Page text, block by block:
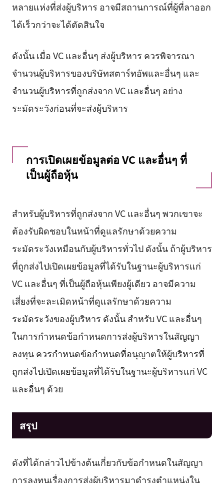
หลายแห่งที่ส่งผู้บริหาร อาจมีสถานการณ์ที่ผู้ที่ลาออก
ได้เร็วกว่าจะได้ตัดสินใจ
ดังนั้น เมื่อ VC และอื่นๆ ส่งผู้บริหาร ควรพิจารณา
จำนวนผู้บริหารของบริษัทสตาร์ทอัพและอื่นๆ และ
จำนวนผู้บริหารที่ถูกส่งจาก VC และอื่นๆ อย่าง
ระมัดระวังก่อนที่จะส่งผู้บริหาร
การเปิดเผยข้อมูลต่อ VC และอื่นๆ ที่
เป็นผู้ถือหุ้น
สำหรับผู้บริหารที่ถูกส่งจาก VC และอื่นๆ พวกเขาจะ
ต้องรับผิดชอบในหน้าที่ดูแลรักษาด้วยความ
ระมัดระวังเหมือนกับผู้บริหารทั่วไป ดังนั้น ถ้าผู้บริหาร
ที่ถูกส่งไปเปิดเผยข้อมูลที่ได้รับในฐานะผู้บริหารแก่
VC และอื่นๆ ที่เป็นผู้ถือหุ้นเพียงผู้เดียว อาจมีความ
เสี่ยงที่จะละเมิดหน้าที่ดูแลรักษาด้วยความ
ระมัดระวังของผู้บริหาร ดังนั้น สำหรับ VC และอื่นๆ
ในการกำหนดข้อกำหนดการส่งผู้บริหารในสัญญา
ลงทุน ควรกำหนดข้อกำหนดที่อนุญาตให้ผู้บริหารที่
ถูกส่งไปเปิดเผยข้อมูลที่ได้รับในฐานะผู้บริหารแก่ VC
และอื่นๆ ด้วย
สรุป
ดังที่ได้กล่าวไปข้างต้นเกี่ยวกับข้อกำหนดในสัญญา
การลงทุนเรื่องการส่งผู้บริหารมาดำรงตำแหน่งใน